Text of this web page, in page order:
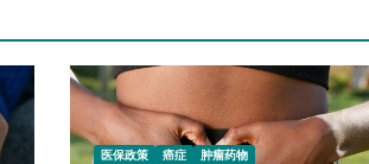
医保政策 癌症 肿瘤药物